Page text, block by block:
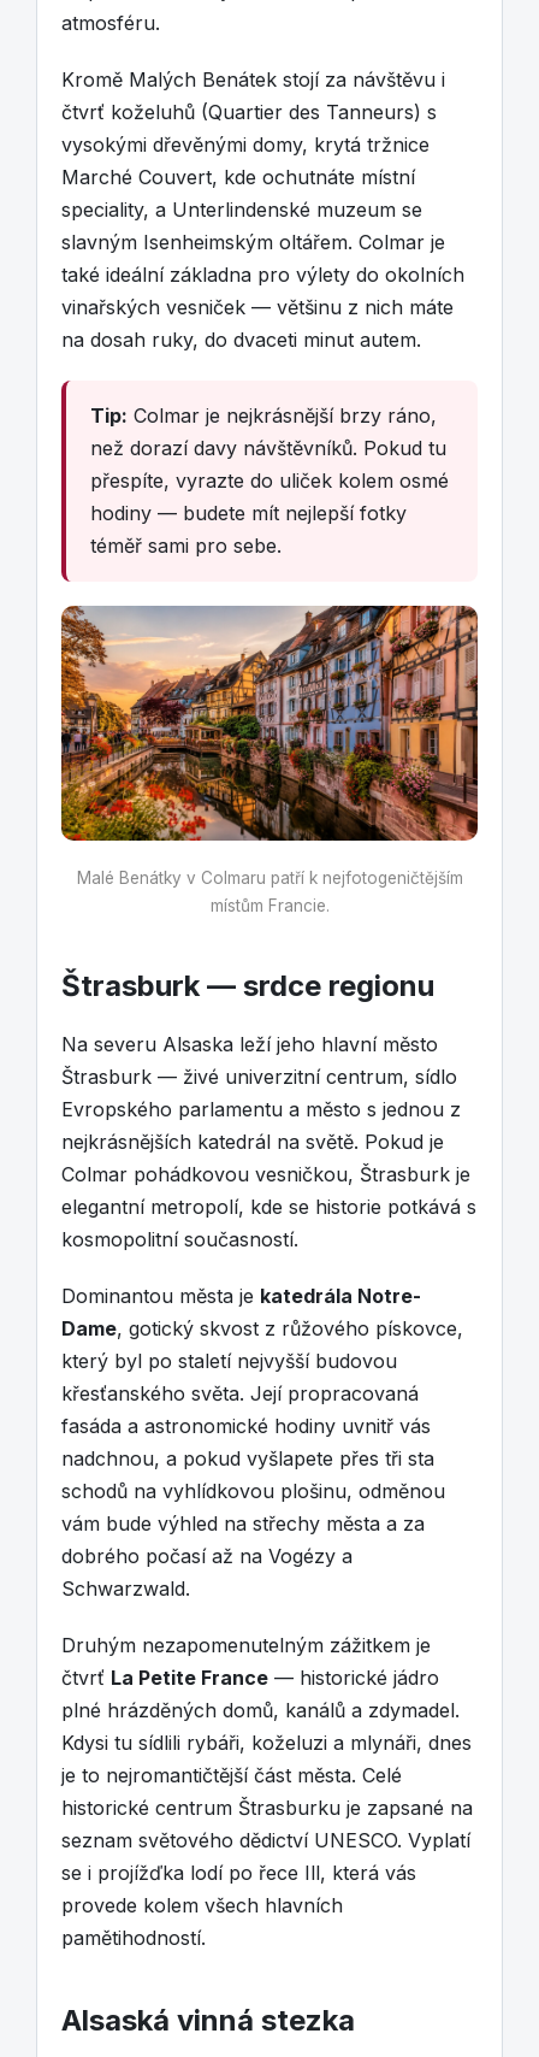
atmosféru.
Kromě Malých Benátek stojí za návštěvu i
čtvrť koželuhů (Quartier des Tanneurs) s
vysokými dřevěnými domy, krytá tržnice
Marché Couvert, kde ochutnáte místní
speciality, a Unterlindenské muzeum se
slavným Isenheimským oltářem. Colmar je
také ideální základna pro výlety do okolních
vinařských vesniček — většinu z nich máte
na dosah ruky, do dvaceti minut autem.
Tip: Colmar je nejkrásnější brzy ráno,
než dorazí davy návštěvníků. Pokud tu
přespíte, vyrazte do uliček kolem osmé
hodiny — budete mít nejlepší fotky
téměř sami pro sebe.
Malé Benátky v Colmaru patří k nejfotogeničtějším
místům Francie.
Štrasburk — srdce regionu
Na severu Alsaska leží jeho hlavní město
Štrasburk — živé univerzitní centrum, sídlo
Evropského parlamentu a město s jednou z
nejkrásnějších katedrál na světě. Pokud je
Colmar pohádkovou vesničkou, Štrasburk je
elegantní metropolí, kde se historie potkává s
kosmopolitní současností.
Dominantou města je katedrála Notre-
Dame, gotický skvost z růžového pískovce,
který byl po staletí nejvyšší budovou
křesťanského světa. Její propracovaná
fasáda a astronomické hodiny uvnitř vás
nadchnou, a pokud vyšlapete přes tři sta
schodů na vyhlídkovou plošinu, odměnou
vám bude výhled na střechy města a za
dobrého počasí až na Vogézy a
Schwarzwald.
Druhým nezapomenutelným zážitkem je
čtvrť La Petite France — historické jádro
plné hrázděných domů, kanálů a zdymadel.
Kdysi tu sídlili rybáři, koželuzi a mlynáři, dnes
je to nejromantičtější část města. Celé
historické centrum Štrasburku je zapsané na
seznam světového dědictví UNESCO. Vyplatí
se i projížďka lodí po řece Ill, která vás
provede kolem všech hlavních
pamětihodností.
Alsaská vinná stezka